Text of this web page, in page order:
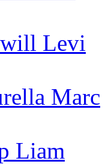
Levi
Marc
Liam